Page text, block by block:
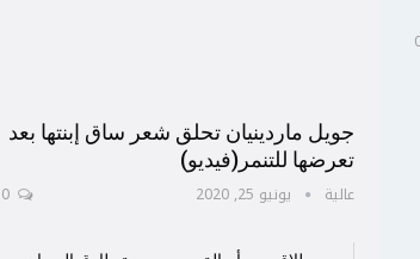
جويل ماردينيان تحلق شعر ساق إبنتها بعد
تعرضها للتنمر(فيديو)
عالية يونيو 25, 2020